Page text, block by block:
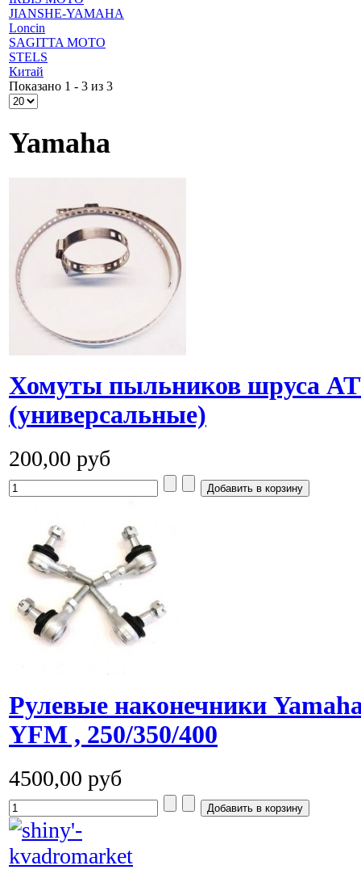
JIANSHE-YAMAHA
Loncin
SAGITTA MOTO
STELS
Китай
Показано 1 - 3 из 3
Yamaha
Хомуты пыльников шруса
(универсальные)
200,00 руб
Рулевые наконечники
YFM , 250/350/400
4500,00 руб